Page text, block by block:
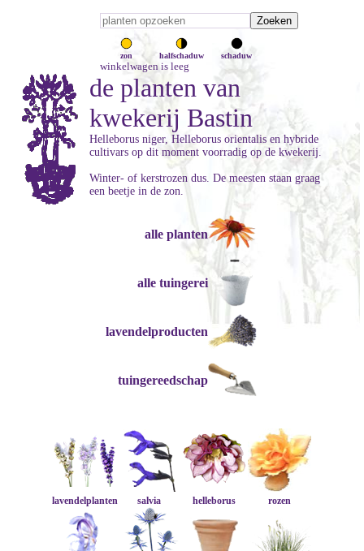
zon halfschaduw schaduw
winkelwagen is leeg
de planten van
kwekerij Bastin
Helleborus niger, Helleborus orientalis en hybride
cultivars op dit moment voorradig op de kwekerij.
Winter- of kerstrozen dus. De meesten staan graag
een beetje in de zon.
alle planten
alle tuingerei
lavendelproducten
tuingereedschap
lavendelplanten salvia helleborus rozen